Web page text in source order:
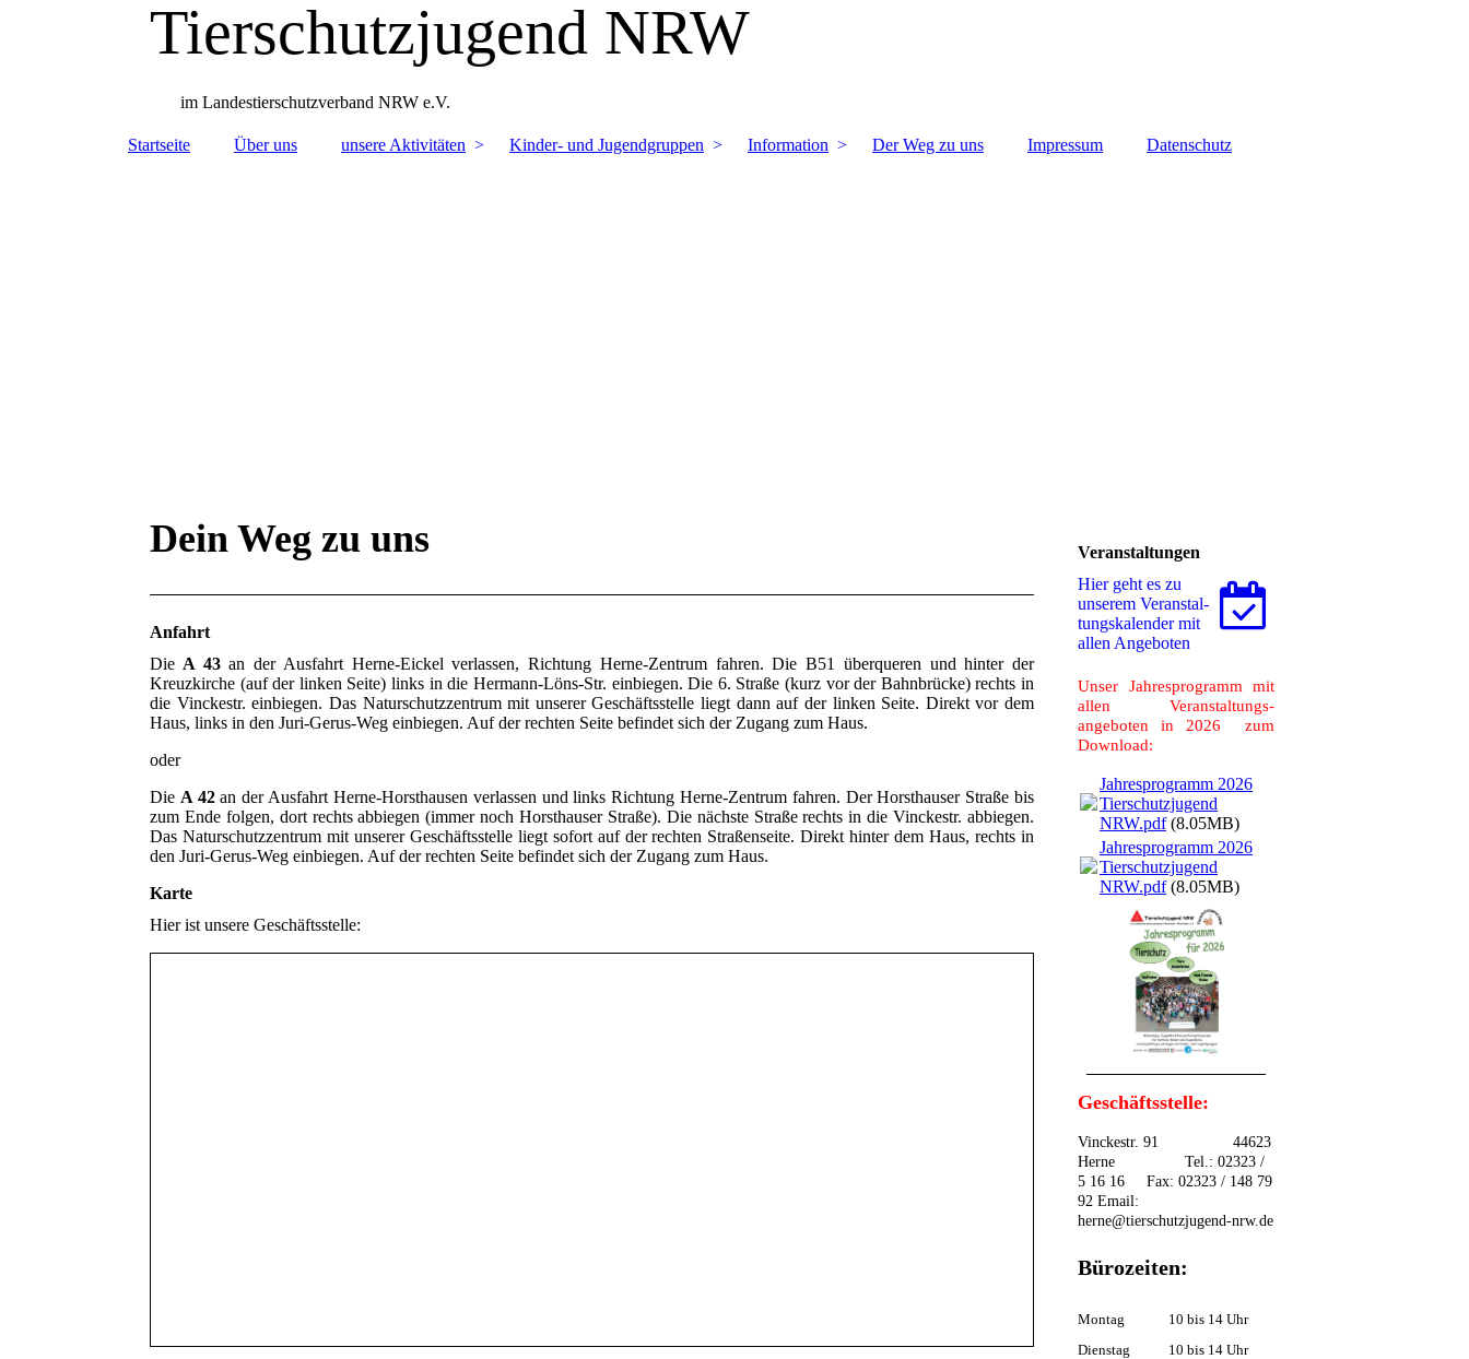
Tierschutzjugend NRW
im Landestierschutzverband NRW e.V.
Startseite Über uns unsere Aktivitäten Kinder- und Jugendgruppen Information Der Weg zu uns Impressum Datenschutz
Dein Weg zu uns
Anfahrt
Die A 43an der Ausfahrt Herne-Eickel verlassen, Richtung Herne-Zentrum fahren. Die B51 überqueren und hinter der
Kreuzkirche (auf der linken Seite) links in die Hermann-Löns-Str. einbiegen. Die 6. Straße (kurz vor der Bahnbrücke) rechts in
die Vinckestr. einbiegen. Das Naturschutzzentrum mit unserer Geschäftsstelle liegt dann auf der linken Seite. Direkt vor dem
Haus, links in den Juri-Gerus-Weg einbiegen. Auf der rechten Seite befindet sich der Zugang zum Haus.
oder
Die A 42an der Ausfahrt Herne-Horsthausen verlassen und links Richtung Herne-Zentrum fahren. Der Horsthauser Straße bis
zum Ende folgen, dort rechts abbiegen (immer noch Horsthauser Straße). Die nächste Straße rechts in die Vinckestr. abbiegen.
Das Naturschutzzentrum mit unserer Geschäftsstelle liegt sofort auf der rechten Straßenseite. Direkt hinter dem Haus, rechts in
den Juri-Gerus-Weg einbiegen. Auf der rechten Seite befindet sich der Zugang zum Haus.
Karte
Hier ist unsere Geschäftsstelle:
Veranstaltungen
Hier geht es zu
unserem Ver­an­stal­
tungs­ka­len­der mit
allen Angeboten
Unser Jahresprogramm mit
allen Veranstaltungs-
angeboten in 2026 zum
Download:
Jahresprogramm 2026
Tierschutzjugend
NRW.pdf(8.05MB)
Jahresprogramm 2026
Tierschutzjugend
NRW.pdf(8.05MB)
Geschäftsstelle:
Vinckestr. 91 44623
Herne Tel.: 02323 /
5 16 16 Fax: 02323 / 148 79
92 Email:
herne@tierschutzjugend-nrw.de
Bürozeiten:
Montag
10 bis 14 Uhr
Dienstag
10 bis 14 Uhr